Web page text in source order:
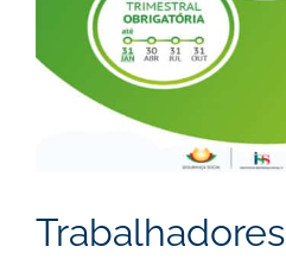
Image
Trabalhadores